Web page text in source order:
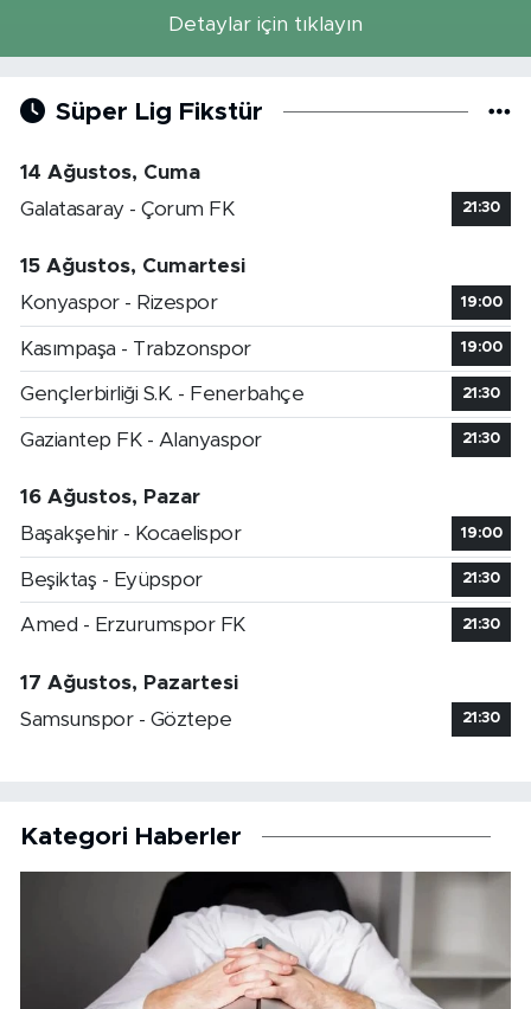
Detaylar için tıklayın
Süper Lig Fikstür
14 Ağustos, Cuma
Galatasaray - Çorum FK
21:30
15 Ağustos, Cumartesi
Konyaspor - Rizespor
19:00
Kasımpaşa - Trabzonspor 19:00
Gençlerbirliği S.K. - Fenerbahçe 21:30
Gaziantep FK - Alanyaspor 21:30
16 Ağustos, Pazar
Başakşehir - Kocaelispor
19:00
Beşiktaş - Eyüpspor 21:30
Amed - Erzurumspor FK 21:30
17 Ağustos, Pazartesi
Samsunspor - Göztepe
21:30
Kategori Haberler